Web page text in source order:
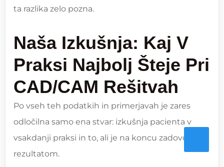
ta razlika zelo pozna.
Naša Izkušnja: Kaj V
Praksi Najbolj Šteje Pri
CAD/CAM Rešitvah
Po vseh teh podatkih in primerjavah je zares
odločilna samo ena stvar: izkušnja pacienta v
vsakdanji praksi in to, ali je na koncu zadovoljen z
rezultatom.